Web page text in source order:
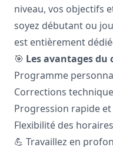
niveau, vos objectifs
soyez débutant ou
est entièrement
🎯 Les avantages
Programme
Corrections
Progression rapide
Flexibilité des horaires
💪 Travaillez en